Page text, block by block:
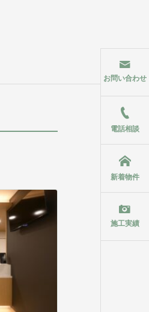
お問い合わせ
電話相談
新着物件
施工実績